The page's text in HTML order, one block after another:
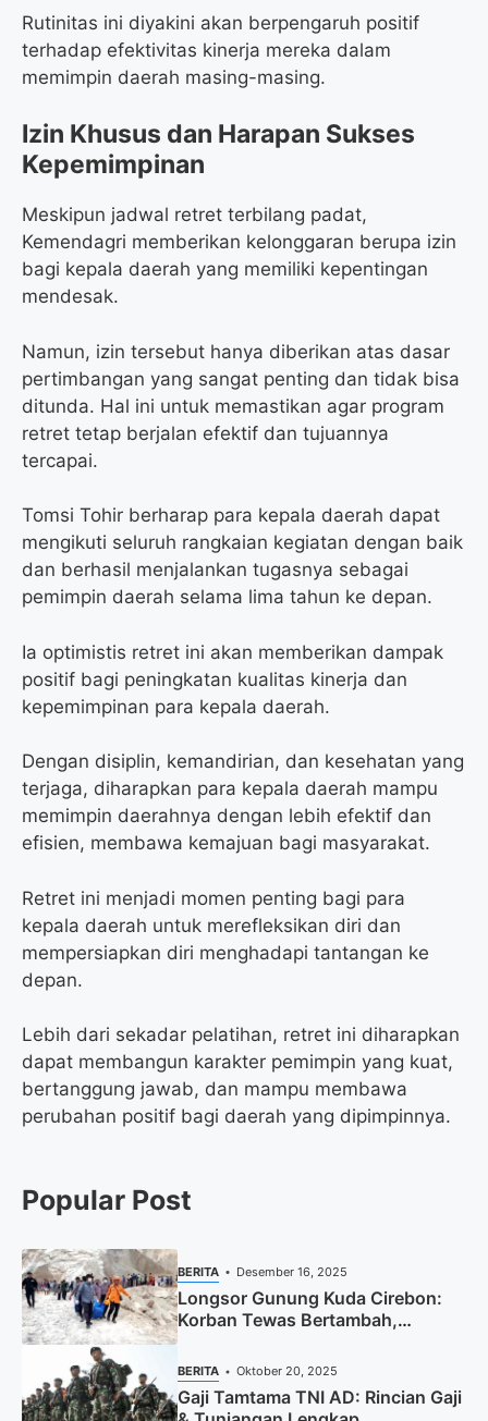
Rutinitas ini diyakini akan berpengaruh positif
terhadap efektivitas kinerja mereka dalam
memimpin daerah masing-masing.
Izin Khusus dan Harapan Sukses
Kepemimpinan
Meskipun jadwal retret terbilang padat,
Kemendagri memberikan kelonggaran berupa izin
bagi kepala daerah yang memiliki kepentingan
mendesak.
Namun, izin tersebut hanya diberikan atas dasar
pertimbangan yang sangat penting dan tidak bisa
ditunda. Hal ini untuk memastikan agar program
retret tetap berjalan efektif dan tujuannya
tercapai.
Tomsi Tohir berharap para kepala daerah dapat
mengikuti seluruh rangkaian kegiatan dengan baik
dan berhasil menjalankan tugasnya sebagai
pemimpin daerah selama lima tahun ke depan.
Ia optimistis retret ini akan memberikan dampak
positif bagi peningkatan kualitas kinerja dan
kepemimpinan para kepala daerah.
Dengan disiplin, kemandirian, dan kesehatan yang
terjaga, diharapkan para kepala daerah mampu
memimpin daerahnya dengan lebih efektif dan
efisien, membawa kemajuan bagi masyarakat.
Retret ini menjadi momen penting bagi para
kepala daerah untuk merefleksikan diri dan
mempersiapkan diri menghadapi tantangan ke
depan.
Lebih dari sekadar pelatihan, retret ini diharapkan
dapat membangun karakter pemimpin yang kuat,
bertanggung jawab, dan mampu membawa
perubahan positif bagi daerah yang dipimpinnya.
Popular Post
BERITA Desember 16, 2025
Longsor Gunung Kuda Cirebon:
Korban Tewas Bertambah,
Pencarian Dihentikan
BERITA Oktober 20, 2025
Gaji Tamtama TNI AD: Rincian Gaji